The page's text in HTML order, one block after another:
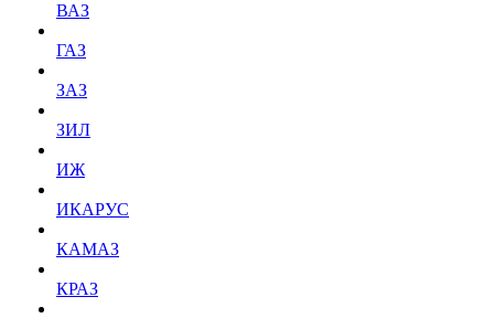
ВАЗ
ГАЗ
ЗАЗ
ЗИЛ
ИЖ
ИКАРУС
КАМАЗ
КРАЗ